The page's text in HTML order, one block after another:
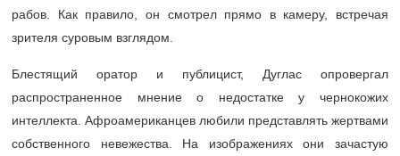
рабов. Как правило, он смотрел прямо в камеру, встречая
зрителя суровым взглядом.
Блестящий оратор и публицист, Дуглас опровергал
распространенное мнение о недостатке у чернокожих
интеллекта. Афроамериканцев любили представлять жертвами
собственного невежества. На изображениях они зачастую